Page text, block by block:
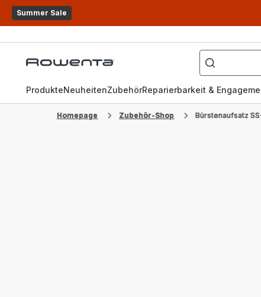
Summer Sale
Rowenta
Wonach
suchen
Sie?
ProdukteNeuheitenZubehörReparierbarkeit &
Homepage Zubehör-Shop Bürstenaufsatz